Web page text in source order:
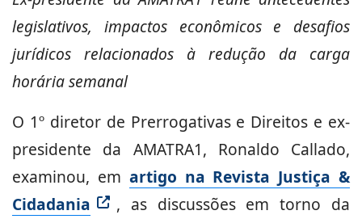
legislativos, impactos econômicos e desafios
jurídicos relacionados à redução da carga
horária semanal
O 1º diretor de Prerrogativas e Direitos e ex-
presidente da AMATRA1, Ronaldo Callado,
examinou, em artigo na Revista Justiça &
Cidadania
, as discussões em torno da